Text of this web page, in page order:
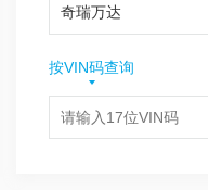
按VIN码查询